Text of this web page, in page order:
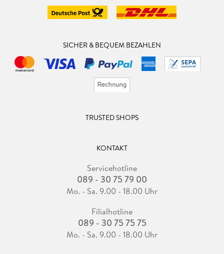
SICHER & BEQUEM BEZAHLEN
TRUSTED SHOPS
KONTAKT
Servicehotline
089 - 30 75 79 00
Mo. - Sa. 9.00 - 18.00 Uhr
Filialhotline
089 - 30 75 75 75
Mo. - Sa. 9.00 - 18.00 Uhr